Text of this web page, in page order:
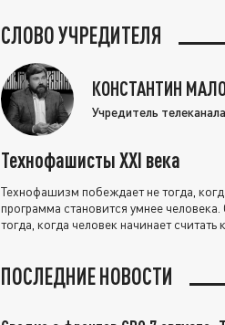
СЛОВО УЧРЕДИТЕЛЯ
КОНСТАНТИН
Учредитель
Технофашисты XXI века
Технофашизм побеждает не тогда,
программа становится умнее
тогда, когда человек начинает
ПОСЛЕДНИЕ НОВОСТИ